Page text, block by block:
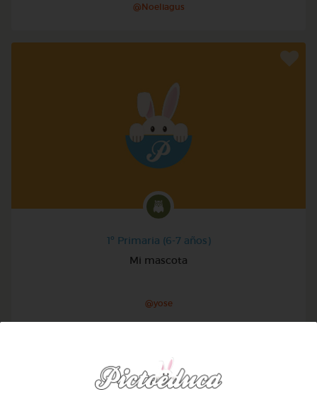
@Noeliagus
1º Primaria (6-7 años)
Mi mascota
@yose